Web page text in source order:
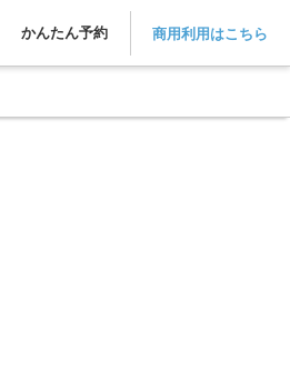
かんたん予約 商用利用はこちら